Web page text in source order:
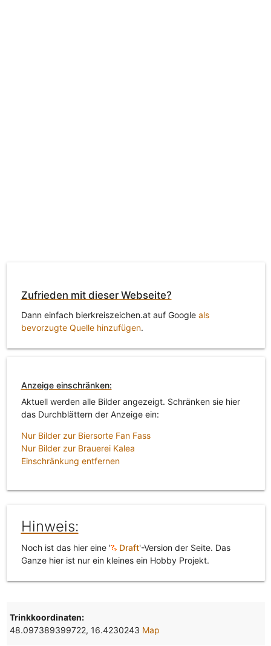
Zufrieden mit dieser Webseite?
Dann einfach bierkreiszeichen.at auf Google als
bevorzugte Quelle hinzufügen.
Anzeige einschränken:
Aktuell werden alle Bilder angezeigt. Schränken sie hier
das Durchblättern der Anzeige ein:
Nur Bilder zur Biersorte Fan Fass
Nur Bilder zur Brauerei Kalea
Einschränkung entfernen
Hinweis:
Noch ist das hier eine ' Draft'-Version der Seite. Das
Ganze hier ist nur ein kleines ein Hobby Projekt.
Trinkkoordinaten:
48.097389399722, 16.4230243 Map